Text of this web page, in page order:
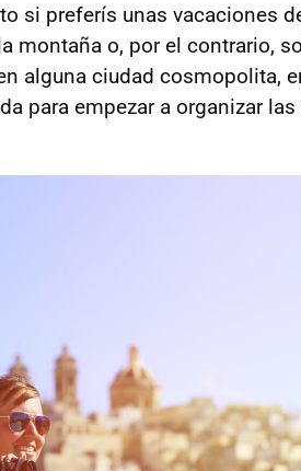
si preferís unas vacaciones
montaña o, por el contrario,
alguna ciudad cosmopolita,
para empezar a organizar